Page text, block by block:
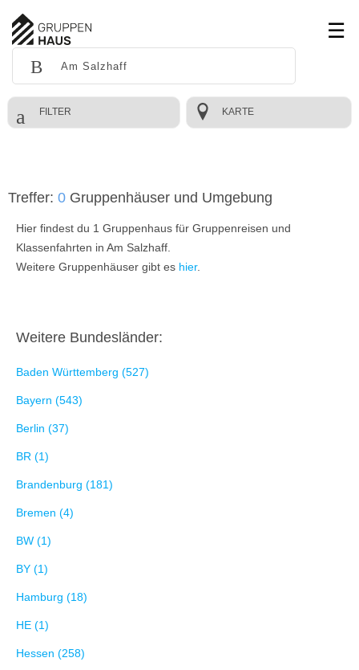
FILTER KARTE
Treffer: 0 Gruppenhäuser und Umgebung
Hier findest du 1 Gruppenhaus für Gruppenreisen und
Klassenfahrten in Am Salzhaff.
Weitere Gruppenhäuser gibt es hier.
Weitere Bundesländer:
Baden Württemberg (527)
Bayern (543)
Berlin (37)
BR (1)
Brandenburg (181)
Bremen (4)
BW (1)
BY (1)
Hamburg (18)
HE (1)
Hessen (258)